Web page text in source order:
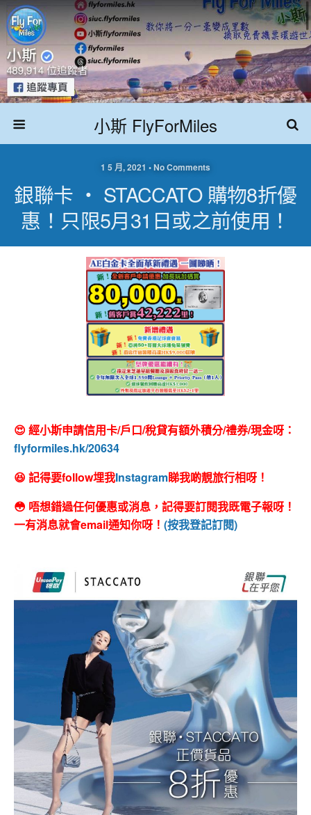
小斯 FlyForMiles
1 5 月, 2021 • No Comments
銀聯卡 ‧ STACCATO 購物8折優
惠！只限5月31日或之前使用！
😍 經小斯申請信用卡/戶口/稅貸有額外積分/禮券/現金呀：
flyformiles.hk/20634
😆 記得要follow埋我Instagram睇我啲靚旅行相呀！
😳 唔想錯過任何優惠或消息，記得要訂閱我既電子報呀！
一有消息就會email通知你呀！ (按我登記訂閱)